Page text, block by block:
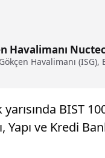
Havalimanı
Havalimanı
BIST
ve Kredi